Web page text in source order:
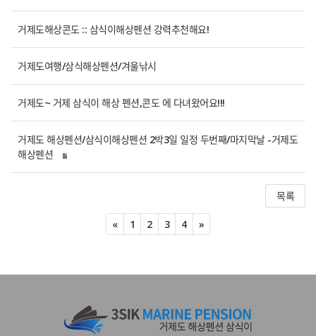
거제도해상콘도 :: 삼식이해상펜션 강력추천해요!
거제도여행/삼식해상펜션/겨울낚시
거제도~ 거제 삼식이 해상 펜션,콘도 에 다녀왔어요!!!
거제도 해상펜션/삼식이해상펜션 2박3일 일정 두번째/마지막날 -거제도
해상펜션
목록
«Previous
1 2 3 4 »Next